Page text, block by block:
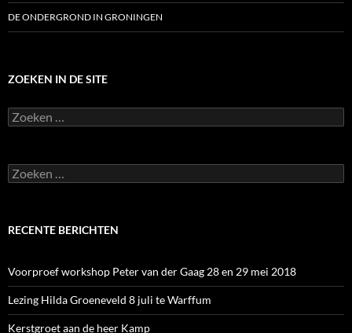
DE ONDERGROND IN GRONINGEN
ZOEKEN IN DE SITE
Zoeken
naar:
Zoeken
naar:
RECENTE BERICHTEN
Voorproef workshop Peter van der Gaag 28 en 29 mei 2018
Lezing Hilda Groeneveld 8 juli te Warffum
Kerstgroet aan de heer Kamp